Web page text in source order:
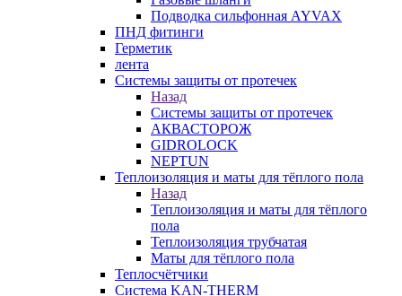
Подводка сильфонная AYVAX
ПНД фитинги
Герметик
лента
Системы защиты от протечек
Назад
Системы защиты от протечек
АКВАСТОРОЖ
GIDROLOCK
NEPTUN
Теплоизоляция и маты для тёплого пола
Назад
Теплоизоляция и маты для тёплого
пола
Теплоизоляция трубчатая
Маты для тёплого пола
Теплосчётчики
Система KAN-THERM